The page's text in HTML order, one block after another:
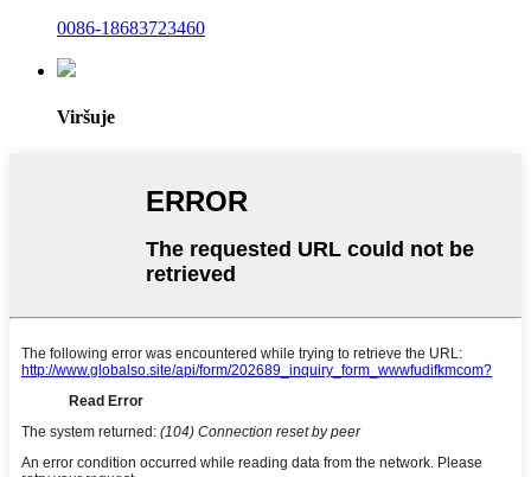
0086-18683723460
Viršuje